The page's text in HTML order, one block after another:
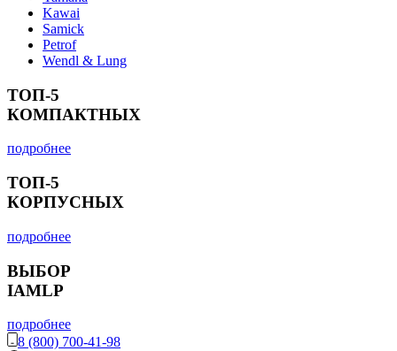
Kawai
Samick
Petrof
Wendl & Lung
ТОП-5
КОМПАКТНЫХ
подробнее
ТОП-5
КОРПУСНЫХ
подробнее
ВЫБОР
IAMLP
подробнее
8 (800) 700-41-98